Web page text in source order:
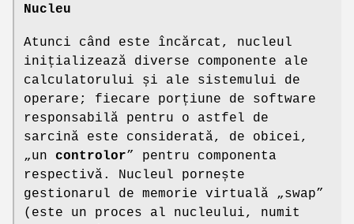
Nucleu
Atunci când este încărcat, nucleul
inițializează diverse componente ale
calculatorului și ale sistemului de
operare; fiecare porțiune de software
responsabilă pentru o astfel de
sarcină este considerată, de obicei,
„un controlor” pentru componenta
respectivă. Nucleul pornește
gestionarul de memorie virtuală „swap”
(este un proces al nucleului, numit